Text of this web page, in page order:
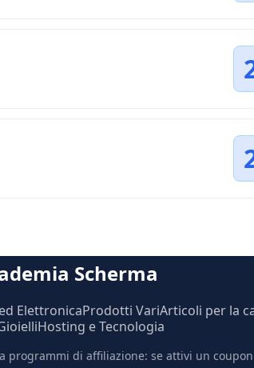
Scherma
ElettronicaProdotti VariArticoli per la
Hosting e Tecnologia
programmi di affiliazione: se attivi un